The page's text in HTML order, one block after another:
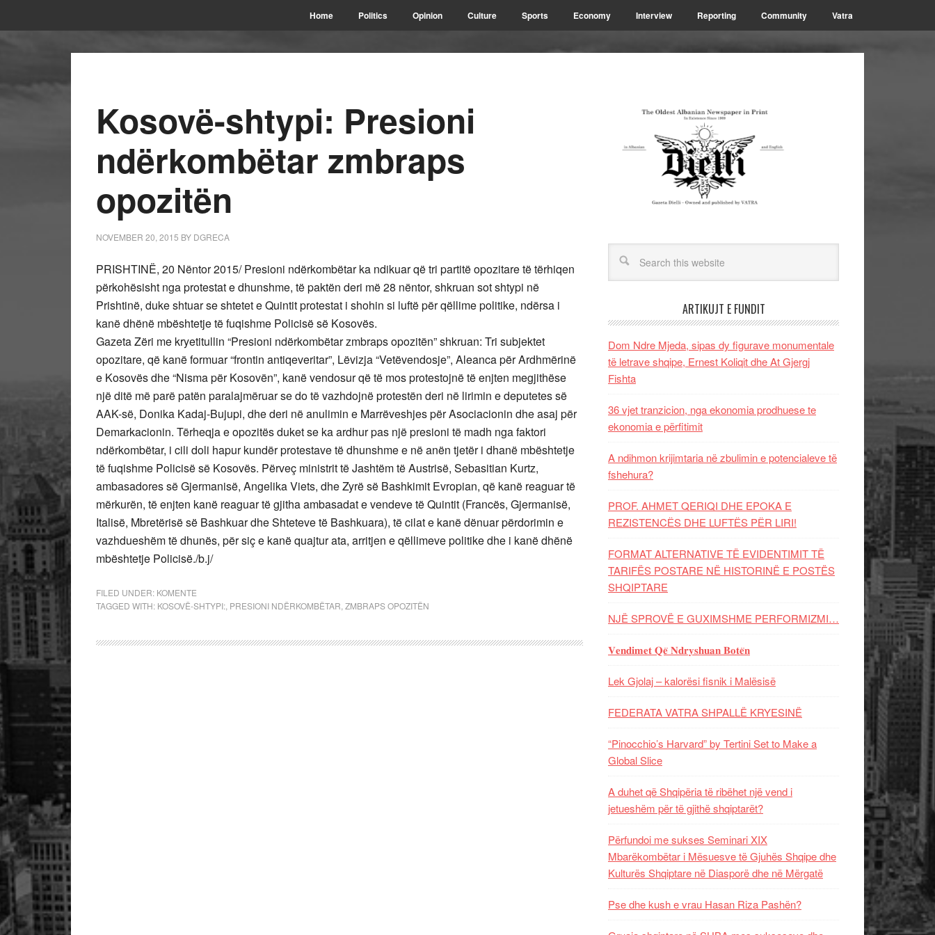
Home Politics Opinion Culture Sports Economy Interview Reporting Community Vatra
Kosovë-shtypi: Presioni
ndërkombëtar zmbraps
opozitën
NOVEMBER 20, 2015 BY DGRECA
PRISHTINË, 20 Nëntor 2015/ Presioni ndërkombëtar ka ndikuar që tri partitë opozitare të tërhiqen
përkohësisht nga protestat e dhunshme, të paktën deri më 28 nëntor, shkruan sot shtypi në
Prishtinë, duke shtuar se shtetet e Quintit protestat i shohin si luftë për qëllime politike, ndërsa i
kanë dhënë mbështetje të fuqishme Policisë së Kosovës.
Gazeta Zëri me kryetitullin “Presioni ndërkombëtar zmbraps opozitën” shkruan: Tri subjektet
opozitare, që kanë formuar “frontin antiqeveritar”, Lëvizja “Vetëvendosje”, Aleanca për Ardhmërinë
e Kosovës dhe “Nisma për Kosovën”, kanë vendosur që të mos protestojnë të enjten megjithëse
një ditë më parë patën paralajmëruar se do të vazhdojnë protestën deri në lirimin e deputetes së
AAK-së, Donika Kadaj-Bujupi, dhe deri në anulimin e Marrëveshjes për Asociacionin dhe asaj për
Demarkacionin. Tërheqja e opozitës duket se ka ardhur pas një presioni të madh nga faktori
ndërkombëtar, i cili doli hapur kundër protestave të dhunshme e në anën tjetër i dhanë mbështetje
të fuqishme Policisë së Kosovës. Përveç ministrit të Jashtëm të Austrisë, Sebasitian Kurtz,
ambasadores së Gjermanisë, Angelika Viets, dhe Zyrë së Bashkimit Evropian, që kanë reaguar të
mërkurën, të enjten kanë reaguar të gjitha ambasadat e vendeve të Quintit (Francës, Gjermanisë,
Italisë, Mbretërisë së Bashkuar dhe Shteteve të Bashkuara), të cilat e kanë dënuar përdorimin e
vazhdueshëm të dhunës, për siç e kanë quajtur ata, arritjen e qëllimeve politike dhe i kanë dhënë
mbështetje Policisë./b.j/
FILED UNDER: KOMENTE
TAGGED WITH: KOSOVË-SHTYPI: PRESIONI NDËRKOMBËTAR ZMBRAPS OPOZITËN
ARTIKUJT E FUNDIT
Dom Ndre Mjeda, sipas dy figurave monumentale
të letrave shqipe, Ernest Koliqit dhe At Gjergj
Fishta
36 vjet tranzicion, nga ekonomia prodhuese te
ekonomia e përfitimit
A ndihmon krijimtaria në zbulimin e potencialeve të
fshehura?
PROF. AHMET QERIQI DHE EPOKA E
REZISTENCЁS DHE LUFTЁS PЁR LIRI!
FORMAT ALTERNATIVE TË EVIDENTIMIT TË
TARIFËS POSTARE NË HISTORINË E POSTËS
SHQIPTARE
NJË SPROVË E GUXIMSHME PERFORMIZMI…
𝐕𝐞𝐧𝐝𝐢𝐦𝐞𝐭 𝐐𝐞̈ 𝐍𝐝𝐫𝐲𝐬𝐡𝐮𝐚𝐧 𝐁𝐨𝐭𝐞̈𝐧
Lek Gjolaj – kalorësi fisnik i Malësisë
FEDERATA VATRA SHPALLË KRYESINË
“Pinocchio’s Harvard” by Tertini Set to Make a
Global Slice
A duhet që Shqipëria të ribëhet një vend i
jetueshëm për të gjithë shqiptarët?
Përfundoi me sukses Seminari XIX
Mbarëkombëtar i Mësuesve të Gjuhës Shqipe dhe
Kulturës Shqiptare në Diasporë dhe në Mërgatë
Pse dhe kush e vrau Hasan Riza Pashën?